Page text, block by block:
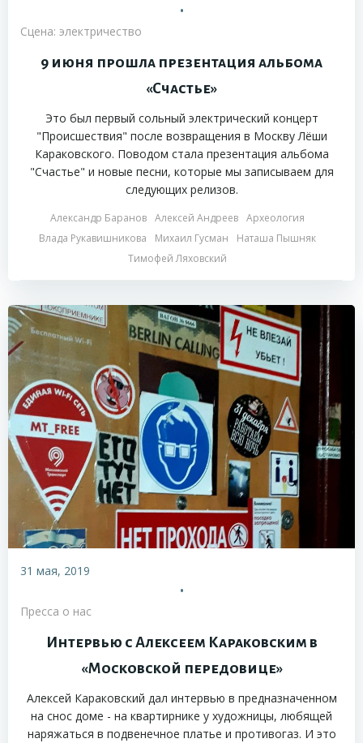
•
Сцена: электричество
9 июня прошла презентация альбома
«Счастье»
Это был первый сольный электрический концерт
"Происшествия" после возвращения в Москву Лёши
Караковского. Поводом стала презентация альбома
"Счастье" и новые песни, которые мы записываем для
следующих релизов.
Александр Баранов Алексей Андреев Археология
Влада Рукавишникова
Михаил Гусман
Наташа Пышняк
Тимофей Ляховский
31 мая, 2019
•
Пресса о нас
Интервью с Алексеем Караковским в
«Московской передовице»
Алексей Караковский дал интервью в предназначенном
на снос доме - на квартирнике у художницы, любящей
наряжаться в подвенечное платье и противогаз. И это